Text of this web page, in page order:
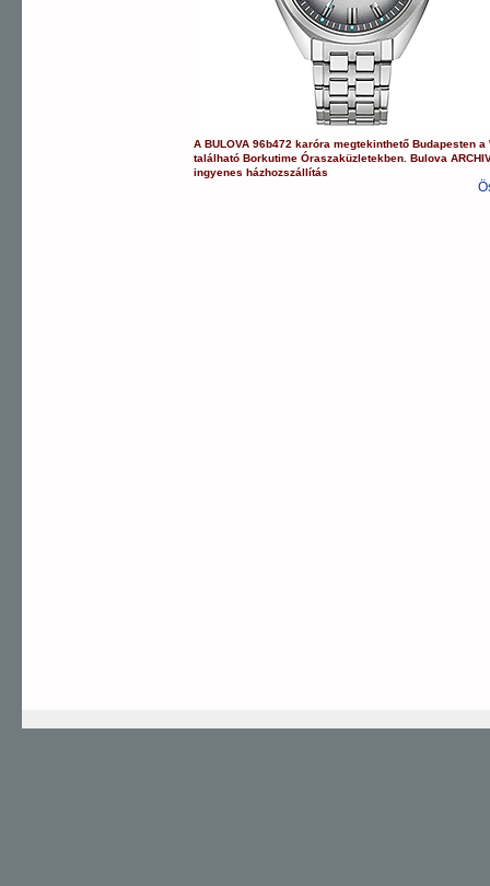
ABULOVA 96b472 karóra megtekinthető Budapesten a
található Borkutime Óraszaküzletekben.Bulova
ingyenes házhozszállítás